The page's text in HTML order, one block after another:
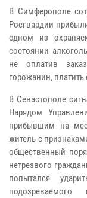
В Симферополе
Росгвардии
одном из
состоянии
не оплатив
горожанин,
В Севастополе
Нарядом
прибывшим на
житель с
общественный
нетрезвого
попытался